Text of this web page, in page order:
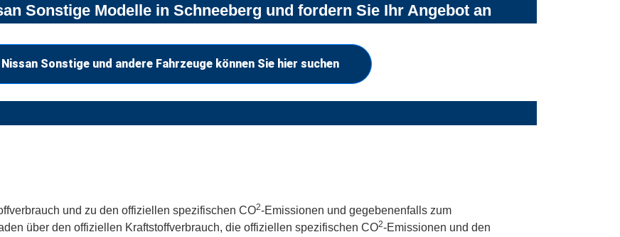
Sonstige Modelle in Schneeberg und fordern Sie Ihr Angebot an
Sonstige und andere Fahrzeuge können Sie hier suchen
und zu den offiziellen spezifischen CO2-Emissionen und gegebenenfalls zum
über den offiziellen Kraftstoffverbrauch, die offiziellen spezifischen CO2-Emissionen und den